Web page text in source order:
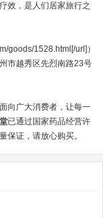
效，是人们居家旅行之
1528.html[/url]）
市越秀区先烈南路23号
向广大消费者，让每一
已通过国家药品经营许
保证，请放心购买。